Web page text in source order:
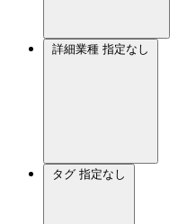
詳細業種 指定なし
タグ 指定なし